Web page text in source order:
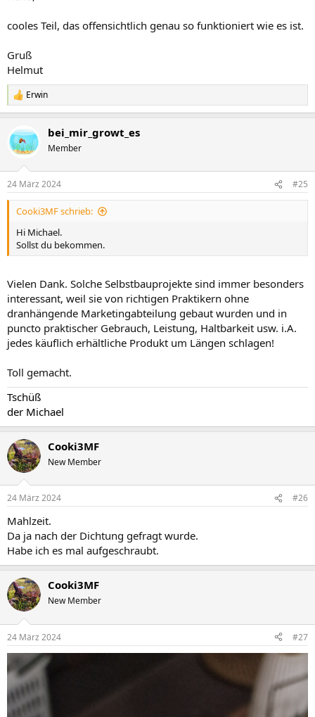
cooles Teil, das offensichtlich genau so funktioniert wie es ist.
Gruß
Helmut
R
e
k
t
i
n
e
n
Erwin
bei_mir_growt_es
Member
24 März 2024 #25
Cooki3MF schrieb:
Hi Michael.
Sollst du bekommen.
Vielen Dank. Solche Selbstbauprojekte sind immer besonders
interessant, weil sie von richtigen Praktikern ohne
dranhängende Marketingabteilung gebaut wurden und in
puncto praktischer Gebrauch, Leistung, Haltbarkeit usw. i.A.
jedes käuflich erhältliche Produkt um Längen schlagen!
Toll gemacht.
Tschüß
der Michael
Cooki3MF
New Member
24 März 2024 #26
Mahlzeit.
Da ja nach der Dichtung gefragt wurde.
Habe ich es mal aufgeschraubt.
Cooki3MF
New Member
24 März 2024 #27